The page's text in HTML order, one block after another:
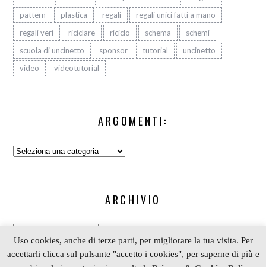
pattern
plastica regali
regali unici fatti a mano
regali veri
riciclare riciclo schema
schemi
scuola di uncinetto
sponsor tutorial
uncinetto
video
videotutorial
ARGOMENTI:
Argomenti:
ARCHIVIO
Archivio
Uso cookies, anche di terze parti, per migliorare la tua visita. Per
accettarli clicca sul pulsante "accetto i cookies", per saperne di più e